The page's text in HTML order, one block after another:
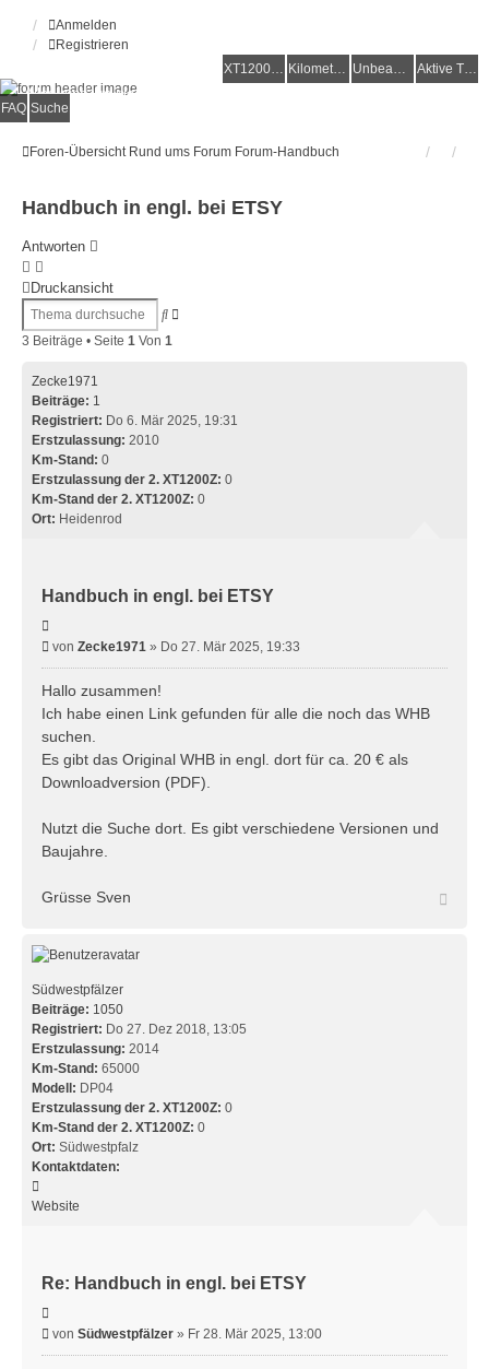
Anmelden
Registrieren
XT1200Z-Wiki
Kilometerstatistik Unbeantwortete Themen Aktive Themen
Alles rund um die Yamaha XT1200Z Super Ténéré
FAQ Suche
Foren-Übersicht Rund ums Forum Forum-Handbuch
Handbuch in engl. bei ETSY
Antworten
Druckansicht
Suche
3 Beiträge • Seite 1 Von 1
Zecke1971
Beiträge: 1
Registriert: Do 6. Mär 2025, 19:31
Erstzulassung: 2010
Km-Stand: 0
Erstzulassung der 2. XT1200Z: 0
Km-Stand der 2. XT1200Z: 0
Ort: Heidenrod
Handbuch in engl. bei ETSY
Beitrag
von Zecke1971 » Do 27. Mär 2025, 19:33
Hallo zusammen!
Ich habe einen Link gefunden für alle die noch das WHB
suchen.
Es gibt das Original WHB in engl. dort für ca. 20 € als
Downloadversion (PDF).
Nutzt die Suche dort. Es gibt verschiedene Versionen und
Baujahre.
Grüsse Sven
Südwestpfälzer
Beiträge: 1050
Registriert: Do 27. Dez 2018, 13:05
Erstzulassung: 2014
Km-Stand: 65000
Modell: DP04
Erstzulassung der 2. XT1200Z: 0
Km-Stand der 2. XT1200Z: 0
Ort: Südwestpfalz
Kontaktdaten:
von
Website
Re: Handbuch in engl. bei ETSY
Beitrag
von Südwestpfälzer » Fr 28. Mär 2025, 13:00